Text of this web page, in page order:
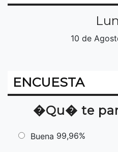
10 de
ENCUESTA
�Qu� te
Buena 99,96%